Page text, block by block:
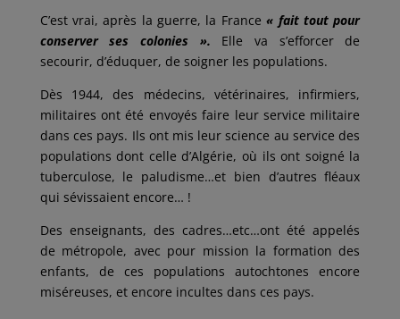
C’est vrai, après la guerre, la France « fait tout pour
conserver ses colonies ». Elle va s’efforcer de
secourir, d’éduquer, de soigner les populations.
Dès 1944, des médecins, vétérinaires, infirmiers,
militaires ont été envoyés faire leur service militaire
dans ces pays. Ils ont mis leur science au service des
populations dont celle d’Algérie, où ils ont soigné la
tuberculose, le paludisme…et bien d’autres fléaux
qui sévissaient encore… !
Des enseignants, des cadres…etc…ont été appelés
de métropole, avec pour mission la formation des
enfants, de ces populations autochtones encore
miséreuses, et encore incultes dans ces pays.